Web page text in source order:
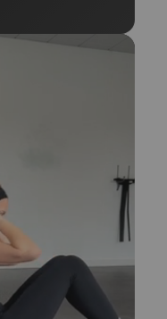
длинные волосы